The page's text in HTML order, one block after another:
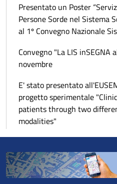
Presentato un Poster
Persone Sorde nel Sistema
al 1º Convegno Nazionale
Convegno "La LIS
novembre
E' stato presentato
progetto sperimentale
patients through two
modalities"